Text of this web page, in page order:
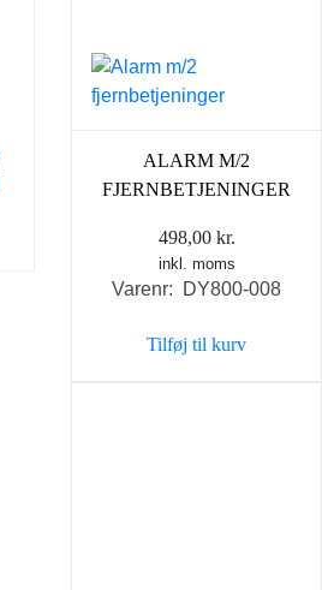
ALARM M/2
FJERNBETJENINGER
498,00 kr.
inkl. moms
Varenr: DY800-008
Tilføj til kurv